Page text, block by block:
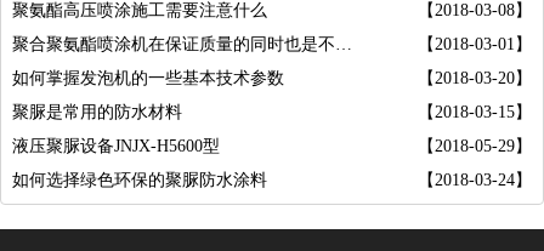
聚氨酯高压喷涂施工需要注意什么
【2018-03-08】
聚合聚氨酯喷涂机在保证质量的同时也是不断追
【2018-03-01】
如何掌握发泡机的一些基本技术参数
【2018-03-20】
聚脲是常用的防水材料
【2018-03-15】
液压聚脲设备JNJX-H5600型
【2018-05-29】
如何选择绿色环保的聚脲防水涂料
【2018-03-24】